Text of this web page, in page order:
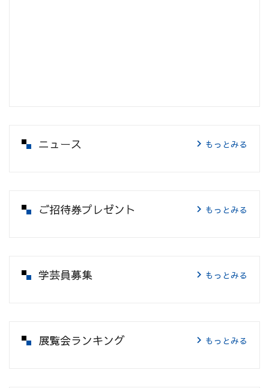
ニュース もっとみる
ご招待券プレゼント もっとみる
学芸員募集 もっとみる
展覧会ランキング もっとみる